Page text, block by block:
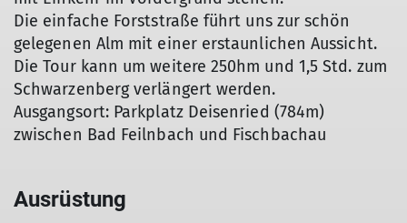
Die einfache Forststraße führt uns zur schön
gelegenen Alm mit einer erstaunlichen Aussicht.
Die Tour kann um weitere 250hm und 1,5 Std. zum
Schwarzenberg verlängert werden.
Ausgangsort: Parkplatz Deisenried (784m)
zwischen Bad Feilnbach und Fischbachau
Ausrüstung